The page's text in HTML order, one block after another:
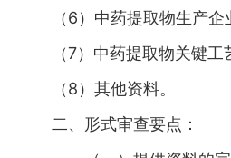
（6）中药提取物生产企
（7）中药提取物关键工
（8）其他资料。
二、形式审查要点：